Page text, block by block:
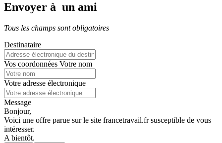
Envoyer à un ami
Tous les champs sont obligatoires
Destinataire
Vos coordonnées Votre nom
Votre adresse électronique
Message
Bonjour,
Voici une offre parue sur le site francetravail.fr susceptible de vous
intéresser.
A bientôt.